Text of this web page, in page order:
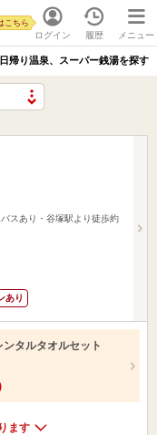
ログイン
こちら
履歴 メニュー
帰り温泉、スーパー銭湯を探す
スあり・谷塚駅より徒歩約
あり
ンタルタオルセット
ます